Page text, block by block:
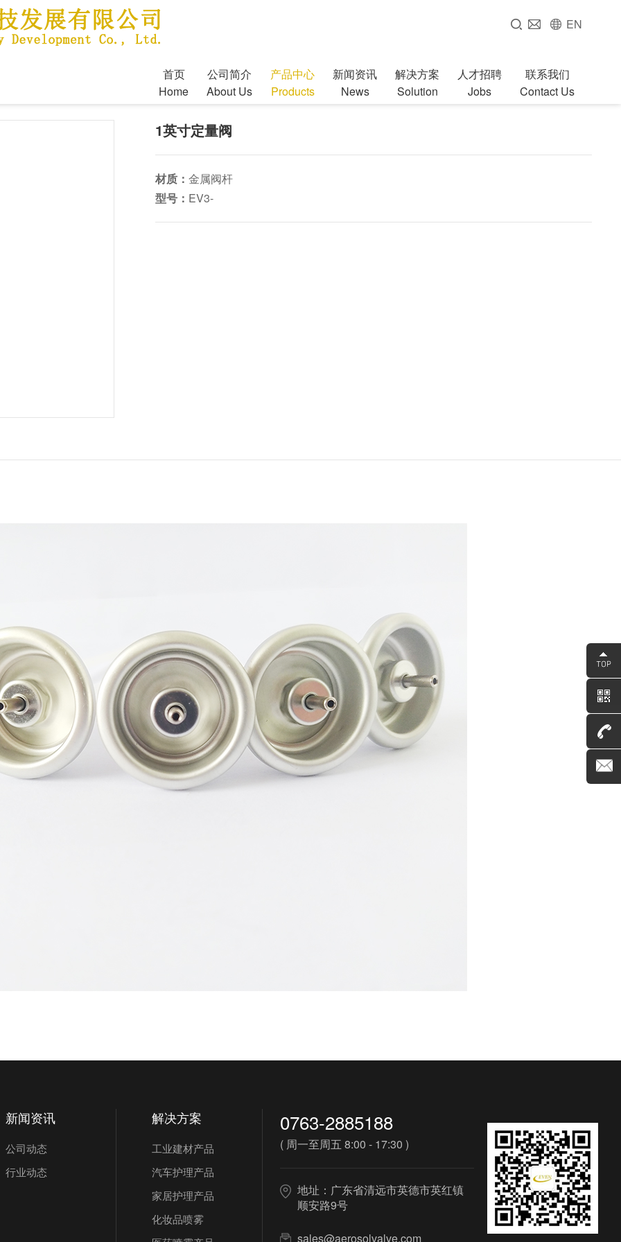
EN
首页
Home
公司简介
About Us
产品中心
Products
新闻资讯
News
解决方案
Solution
人才招聘
Jobs
联系我们
Contact Us
1英寸定量阀
材质： 金属阀杆
型号： EV3-
新闻资讯
公司动态
行业动态
解决方案
工业建材产品
汽车护理产品
家居护理产品
化妆品喷雾
0763-2885188
( 周一至周五 8:00 - 17:30 )
地址：广东省清远市英德市英红镇
顺安路9号
sales@aerosolvalve.com